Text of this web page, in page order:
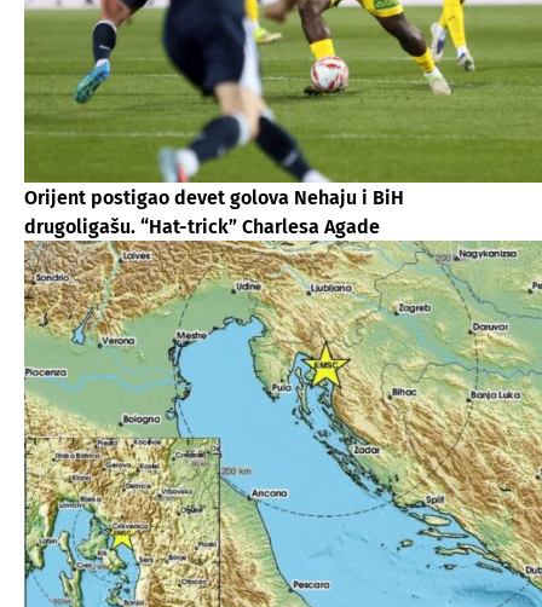
Orijent postigao devet golova Nehaju i BiH
drugoligašu. “Hat-trick” Charlesa Agade